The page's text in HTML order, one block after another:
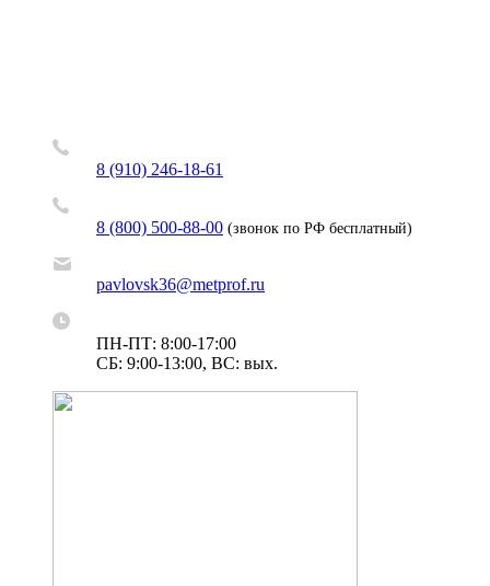
8 (910) 246-18-61
8 (800) 500-88-00 (звонок по РФ бесплатный)
pavlovsk36@metprof.ru
ПН-ПТ: 8:00-17:00
СБ: 9:00-13:00, ВС: вых.